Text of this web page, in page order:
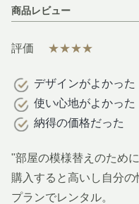
商品レビュー
評価 ★★★★
デザインがよかった
使い心地がよかった
納得の価格だった
"部屋の模様替えのために
購入すると高いし自分
プランでレンタル。